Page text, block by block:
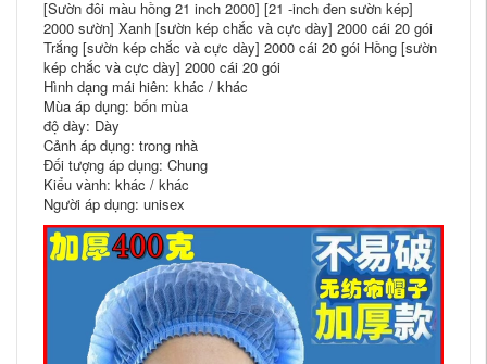
[Sườn đôi màu hồng 21 inch 2000] [21 -inch đen sườn kép]
2000 sườn] Xanh [sườn kép chắc và cực dày] 2000 cái 20 gói
Trắng [sườn kép chắc và cực dày] 2000 cái 20 gói Hồng [sườn
kép chắc và cực dày] 2000 cái 20 gói
Hình dạng mái hiên: khác / khác
Mùa áp dụng: bốn mùa
độ dày: Dày
Cảnh áp dụng: trong nhà
Đối tượng áp dụng: Chung
Kiểu vành: khác / khác
Người áp dụng: unisex